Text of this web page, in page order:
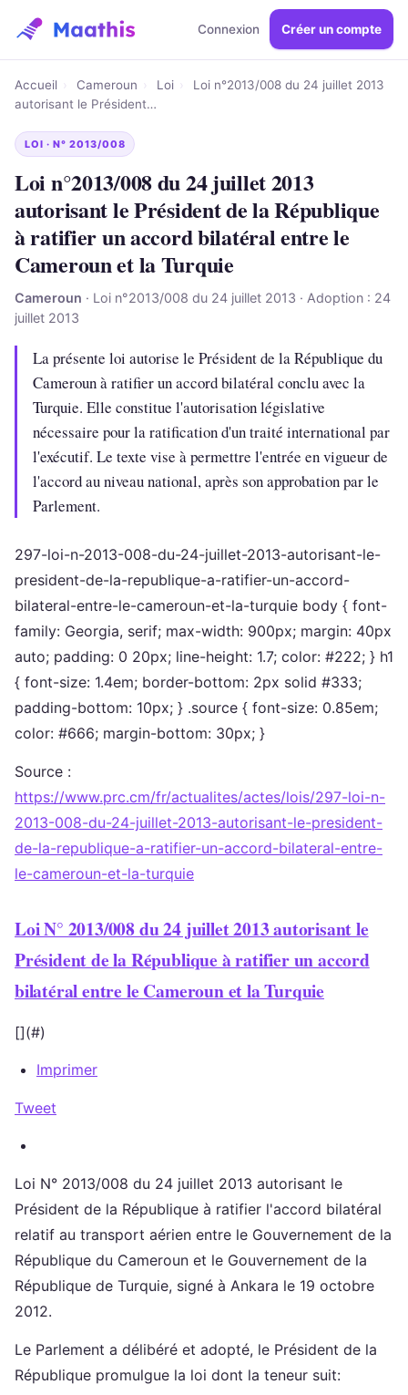
Connexion Créer un compte
Accueil Cameroun Loi
Loi n°2013/008 du 24 juillet 2013
autorisant le Président…
LOI · N° 2013/008
Loi n°2013/008 du 24 juillet 2013
autorisant le Président de la République
à ratifier un accord bilatéral entre le
Cameroun et la Turquie
Cameroun · Loi n°2013/008 du 24 juillet 2013 · Adoption : 24
juillet 2013
La présente loi autorise le Président de la République du
Cameroun à ratifier un accord bilatéral conclu avec la
Turquie. Elle constitue l'autorisation législative
nécessaire pour la ratification d'un traité international par
l'exécutif. Le texte vise à permettre l'entrée en vigueur de
l'accord au niveau national, après son approbation par le
Parlement.
297-loi-n-2013-008-du-24-juillet-2013-autorisant-le-
president-de-la-republique-a-ratifier-un-accord-
bilateral-entre-le-cameroun-et-la-turquie body { font-
family: Georgia, serif; max-width: 900px; margin: 40px
auto; padding: 0 20px; line-height: 1.7; color: #222; } h1
{ font-size: 1.4em; border-bottom: 2px solid #333;
padding-bottom: 10px; } .source { font-size: 0.85em;
color: #666; margin-bottom: 30px; }
Source :
https://www.prc.cm/fr/actualites/actes/lois/297-loi-n-
2013-008-du-24-juillet-2013-autorisant-le-president-
de-la-republique-a-ratifier-un-accord-bilateral-entre-
le-cameroun-et-la-turquie
Loi N° 2013/008 du 24 juillet 2013 autorisant le
Président de la République à ratifier un accord
bilatéral entre le Cameroun et la Turquie
[](#)
Imprimer
Tweet
Loi N° 2013/008 du 24 juillet 2013 autorisant le
Président de la République à ratifier l'accord bilatéral
relatif au transport aérien entre le Gouvernement de la
République du Cameroun et le Gouvernement de la
République de Turquie, signé à Ankara le 19 octobre
2012.
Le Parlement a délibéré et adopté, le Président de la
République promulgue la loi dont la teneur suit: